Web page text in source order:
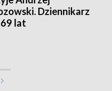
Dziennikarz
69 lat